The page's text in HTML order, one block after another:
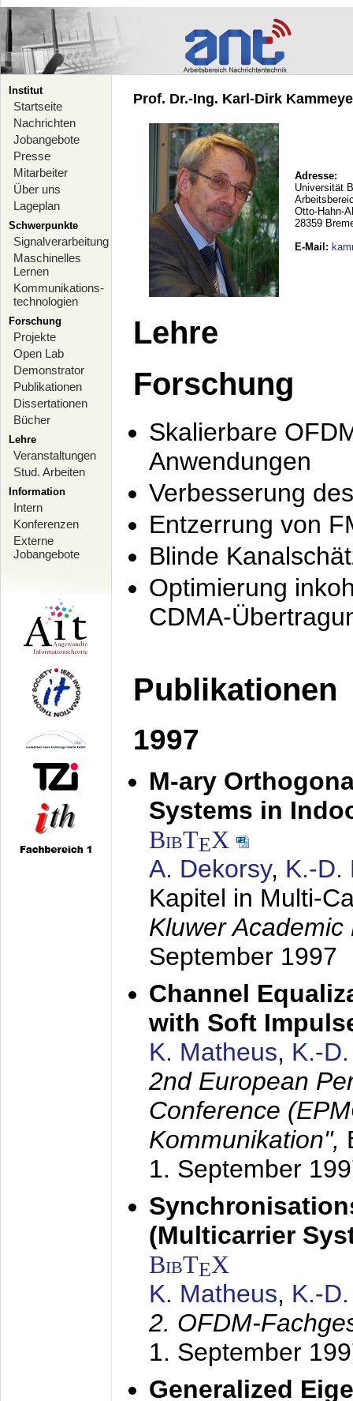
Institut
Startseite
Nachrichten
Jobangebote
Presse
Mitarbeiter
Über uns
Lageplan
Schwerpunkte
Signalverarbeitung
Maschinelles
Lernen
Kommunikations-
technologien
Forschung
Projekte
Open Lab
Demonstrator
Publikationen
Dissertationen
Bücher
Lehre
Veranstaltungen
Stud. Arbeiten
Information
Intern
Konferenzen
Externe
Jobangebote
Prof. Dr.-Ing. Karl-Dirk
Adresse:
Universität
Otto-Hahn-
28359
E-Mail :
Lehre
Forschung
Skalierbare
Anwendungen
Verbesserung
Entzerrung von
Blinde
Optimierung
CDMA-
Publikationen
1997
M-ary
Systems in
BibTEX
A. Dekorsy, K.-D.
Kapitel in Multi-
Kluwer
September 1997
Channel
with Soft
K. Matheus, K.-
2nd European
Conference
Kommunikation",
1. September
(Multicarrier
BibTEX
K. Matheus, K.-
2. OFDM-
1. September
Generalized